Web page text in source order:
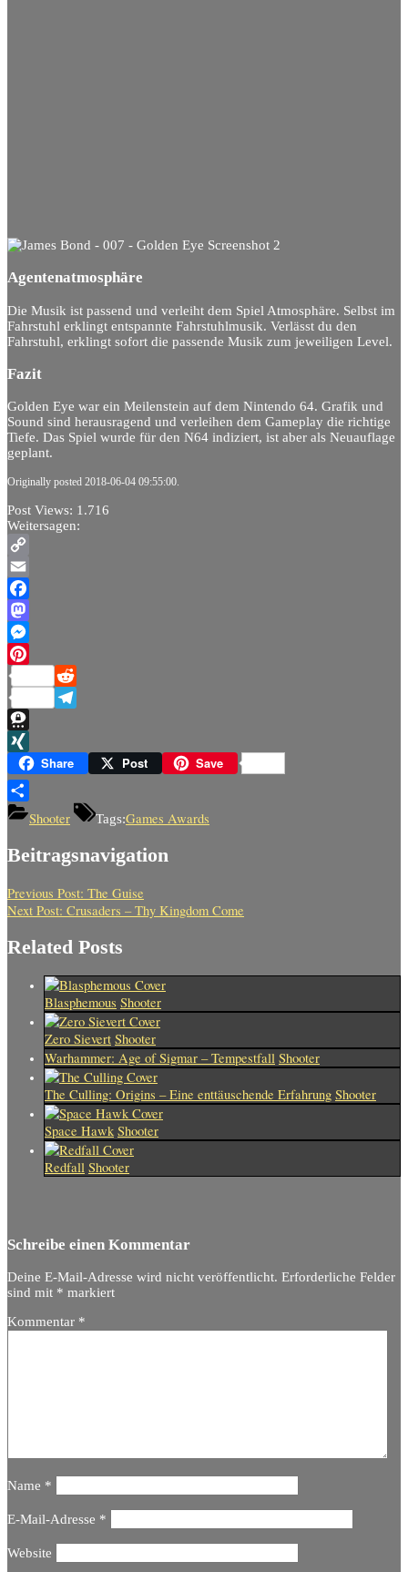
Agentenatmosphäre
Die Musik ist passend und verleiht dem Spiel Atmosphäre. Selbst im
Fahrstuhl erklingt entspannte Fahrstuhlmusik. Verlässt du den
Fahrstuhl, erklingt sofort die passende Musik zum jeweiligen Level.
Fazit
Golden Eye war ein Meilenstein auf dem Nintendo 64. Grafik und
Sound sind herausragend und verleihen dem Gameplay die richtige
Tiefe. Das Spiel wurde für den N64 indiziert, ist aber als Neuauflage
geplant.
Originally posted 2018-06-04 09:55:00.
Post Views: 1.716
Weitersagen:
Copy
Link
Email
Facebook
Mastodon
Messenger
Pinterest
Reddit
Telegram
Threema
XINGShare Post Save
TeilenShooter Tags:Games Awards
Beitragsnavigation
Previous Post: The Guise
Next Post: Crusaders – Thy Kingdom Come
Related Posts
Blasphemous Shooter
Zero Sievert Shooter
Warhammer: Age of Sigmar – Tempestfall Shooter
The Culling: Origins – Eine enttäuschende Erfahrung Shooter
Space Hawk Shooter
Redfall Shooter
Schreibe einen Kommentar
Deine E-Mail-Adresse wird nicht veröffentlicht. Erforderliche Felder
sind mit * markiert
Kommentar *
Name *
E-Mail-Adresse *
Website